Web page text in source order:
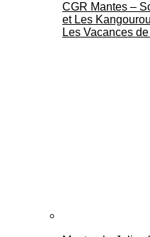
CGR Mantes –
et Les
Les Vacances